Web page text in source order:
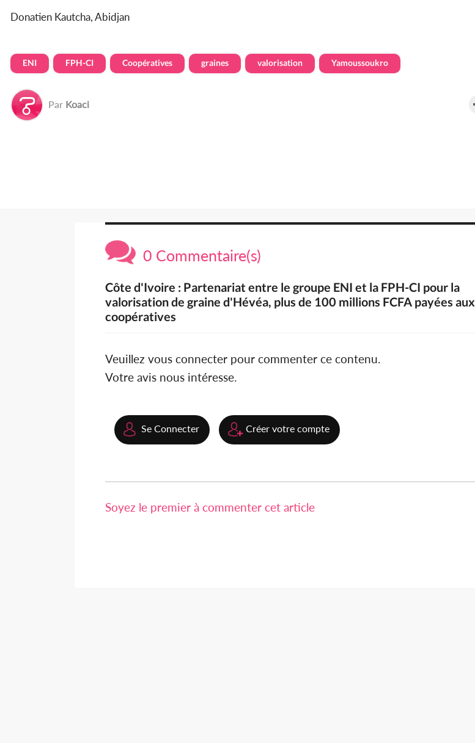
Donatien Kautcha, Abidjan
ENI FPH-CI Coopératives graines valorisation Yamoussoukro
Par Koaci
0 Commentaire(s)
Côte d'Ivoire : Partenariat entre le groupe ENI et la FPH-CI pour la
valorisation de graine d'Hévéa, plus de 100 millions FCFA payées aux
coopératives
Veuillez vous connecter pour commenter ce contenu.
Votre avis nous intéresse.
Se Connecter Créer votre compte
Soyez le premier à commenter cet article